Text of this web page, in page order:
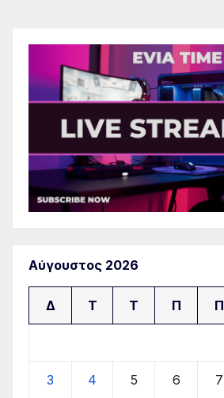
Αύγουστος 2026
Δ Τ Τ Π Π
3 4 5 6 7